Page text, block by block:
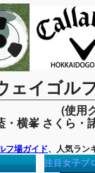
ェイゴル
(使用
・横峯 さくら・
フ場ガイド、人気ラン
注目女子プ